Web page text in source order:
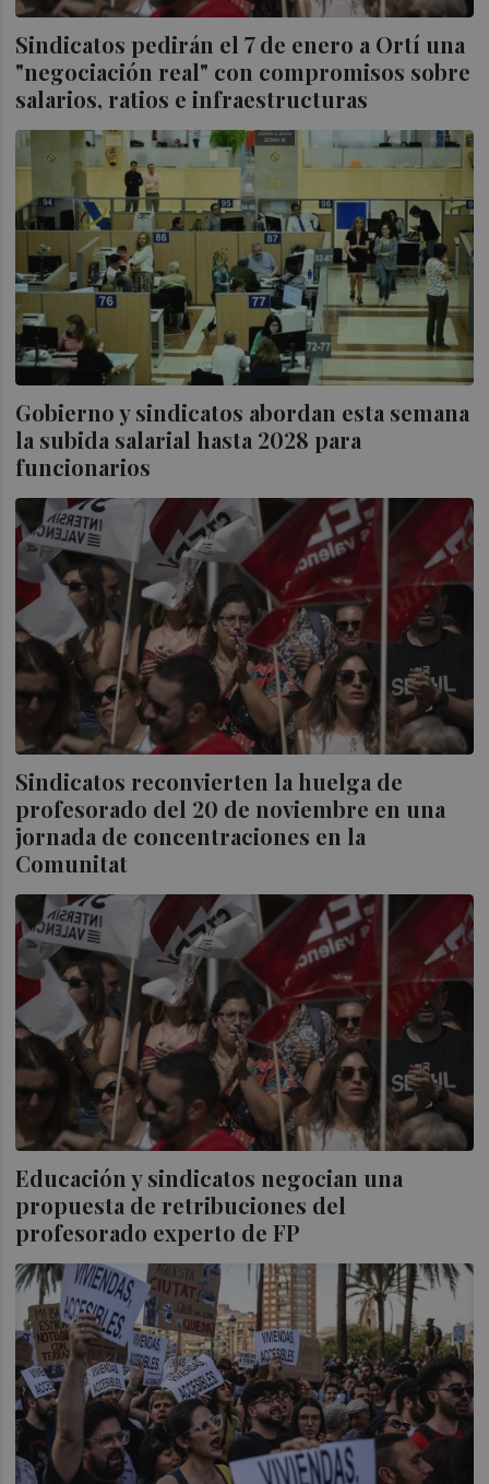
Sindicatos pedirán el 7 de enero a Ortí una
"negociación real" con compromisos sobre
salarios, ratios e infraestructuras
Gobierno y sindicatos abordan esta semana
la subida salarial hasta 2028 para
funcionarios
Sindicatos reconvierten la huelga de
profesorado del 20 de noviembre en una
jornada de concentraciones en la
Comunitat
Educación y sindicatos negocian una
propuesta de retribuciones del
profesorado experto de FP